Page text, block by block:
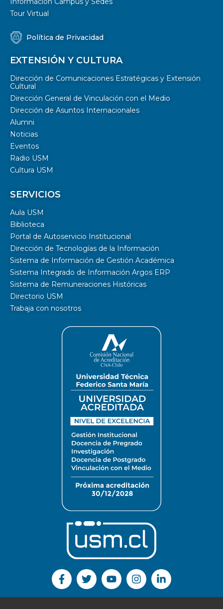
Tour Virtual
Política de Privacidad
EXTENSIÓN Y CULTURA
Dirección de Comunicaciones Estratégicas y Extensión
Cultural
Dirección General de Vinculación con el Medio
Dirección de Asuntos Internacionales
Alumni
Noticias
Eventos
Radio USM
Cultura USM
SERVICIOS
Aula USM
Biblioteca
Portal de Autoservicio Institucional
Dirección de Tecnologías de la Información
Sistema de Información de Gestión Académica
Sistema Integrado de Información Argos ERP
Sistema de Remuneraciones Históricas
Directorio USM
Trabaja con nosotros